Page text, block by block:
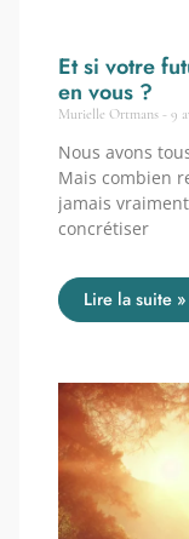
Et si votre
en vous ?
Murielle Ortmans 9
Nous avons
Mais combien
jamais
concrétiser
Lire la suite »